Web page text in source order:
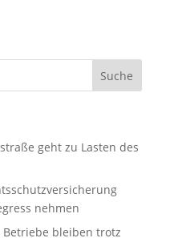
geht zu Lasten des
nehmen
bleiben trotz